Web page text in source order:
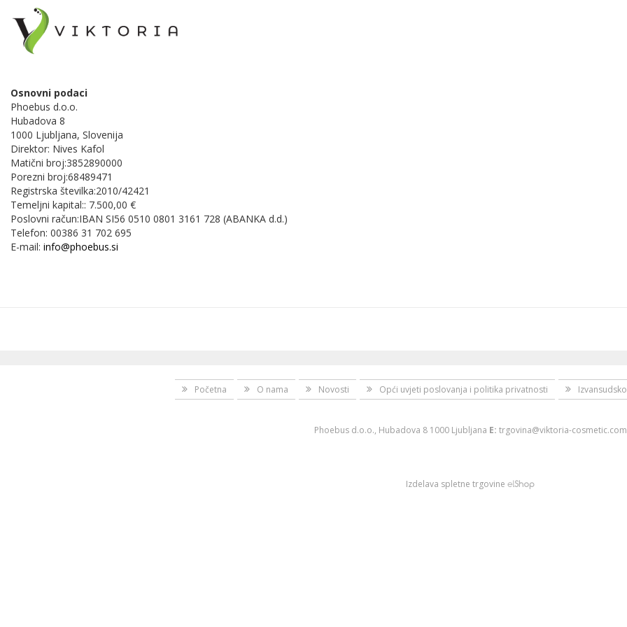
Osnovni podaci
Phoebus d.o.o.
Hubadova 8
1000 Ljubljana, Slovenija
Direktor: Nives Kafol
Matični broj:3852890000
Porezni broj:68489471
Registrska številka:2010/42421
Temeljni kapital:: 7.500,00 €
Poslovni račun:IBAN SI56 0510 0801 3161 728 (ABANKA d.d.)
Telefon: 00386 31 702 695
E-mail: info@phoebus.si
Početna O nama Novosti Opći uvjeti poslovanja i politika privatnosti
Phoebus d.o.o., Hubadova 8 1000 Ljubljana E: trgovina@viktoria-cosmetic.com
Izdelava spletne trgovine